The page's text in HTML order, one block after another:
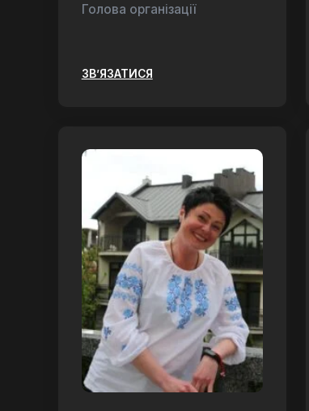
Голова організації
ЗВ’ЯЗАТИСЯ